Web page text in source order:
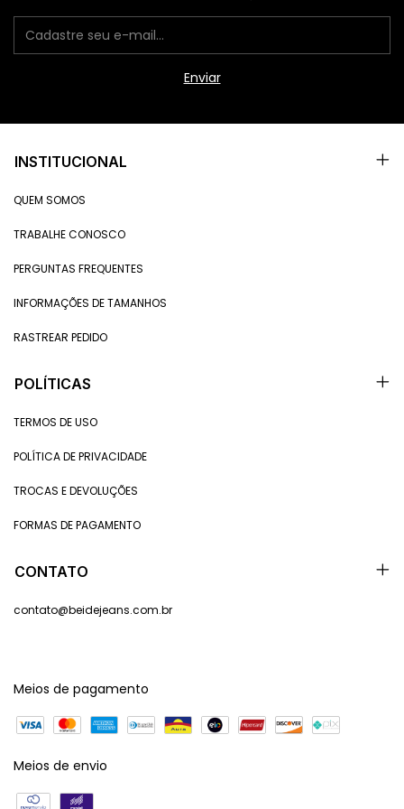
INSTITUCIONAL
QUEM SOMOS
TRABALHE CONOSCO
PERGUNTAS FREQUENTES
INFORMAÇÕES DE TAMANHOS
RASTREAR PEDIDO
POLÍTICAS
TERMOS DE USO
POLÍTICA DE PRIVACIDADE
TROCAS E DEVOLUÇÕES
FORMAS DE PAGAMENTO
CONTATO
contato@beidejeans.com.br
Meios de pagamento
Meios de envio